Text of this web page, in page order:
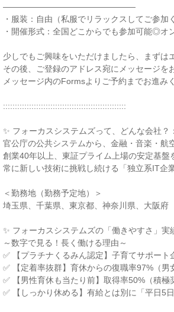
――――――――――――――――
・服装：自由（私服でリラックスしてご参加
・開催形式：全国どこからでも参加可能◎オ
少しでもご興味をいただけましたら、まずは
その後、ご登録のアドレス宛にメッセージを
メッセージ内のFormsよりご予約までお進み
::::::::::::::::::::::::::::::::::::::::::::::::::::
✨ フォーカスシステムズって、どんな会社？：
官公庁の公共システムから、金融・音楽・航
創業40年以上、東証プライム上場の安定基盤
常に新しい技術に挑戦し続ける「独立系IT企
＜勤務地（勤務予定地）＞
埼玉県、千葉県、東京都、神奈川県、大阪府
✨ フォーカスシステムズの「働きやすさ」実
～数字で見る！長く働ける理由～
✅ 【プラチナくるみん認定】子育てサポート
✅ 【定着率抜群】育休からの復職率97%（男
✅ 【男性育休も当たり前】取得率50%（積極
✅ 【しっかり休める】有給とは別に「平日5